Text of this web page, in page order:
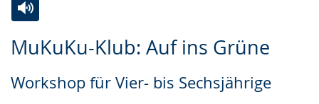
MuKuKu-Klub: Auf ins Grüne
Workshop für Vier- bis Sechsjährige
Leichten
wechseln.
Audio-
Video
Deutscher